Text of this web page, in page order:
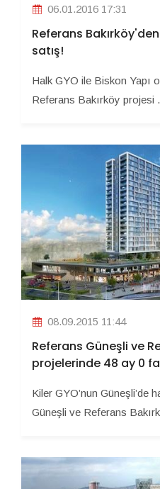
06.01.2016 17:31
Referans
satış!
Halk GYO ile Biskon Yapı
Referans Bakırköy projesi
08.09.2015 11:44
Referans Güneşli ve
projelerinde 48 ay 0
Kiler GYO’nun Güneşli’de
Güneşli ve Referans